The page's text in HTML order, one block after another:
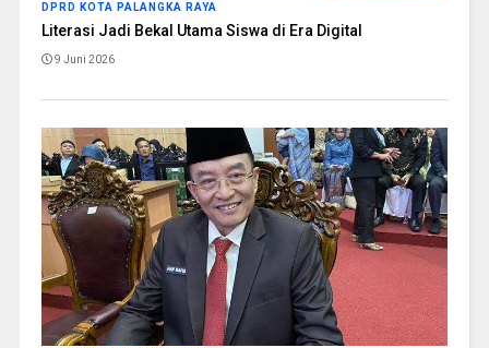
DPRD KOTA PALANGKA RAYA
Literasi Jadi Bekal Utama Siswa di Era Digital
9 Juni 2026